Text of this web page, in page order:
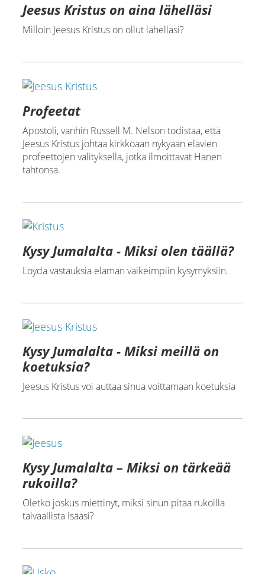
Jeesus Kristus on aina lähelläsi
Milloin Jeesus Kristus on ollut lähelläsi?
Profeetat
Apostoli, vanhin Russell M. Nelson todistaa, että
Jeesus Kristus johtaa kirkkoaan nykyään elävien
profeettojen välityksellä, jotka ilmoittavat Hänen
tahtonsa.
Kysy Jumalalta - Miksi olen täällä?
Löydä vastauksia elämän vaikeimpiin kysymyksiin.
Kysy Jumalalta - Miksi meillä on
koetuksia?
Jeesus Kristus voi auttaa sinua voittamaan koetuksia
Kysy Jumalalta – Miksi on tärkeää
rukoilla?
Oletko joskus miettinyt, miksi sinun pitää rukoilla
taivaallista Isääsi?